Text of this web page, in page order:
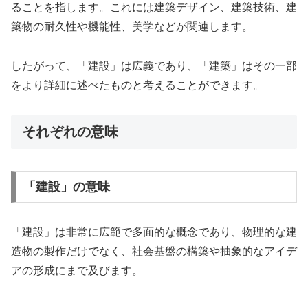
ることを指します。これには建築デザイン、建築技術、建
築物の耐久性や機能性、美学などが関連します。
したがって、「建設」は広義であり、「建築」はその一部
をより詳細に述べたものと考えることができます。
それぞれの意味
「建設」の意味
「建設」は非常に広範で多面的な概念であり、物理的な建
造物の製作だけでなく、社会基盤の構築や抽象的なアイデ
アの形成にまで及びます。